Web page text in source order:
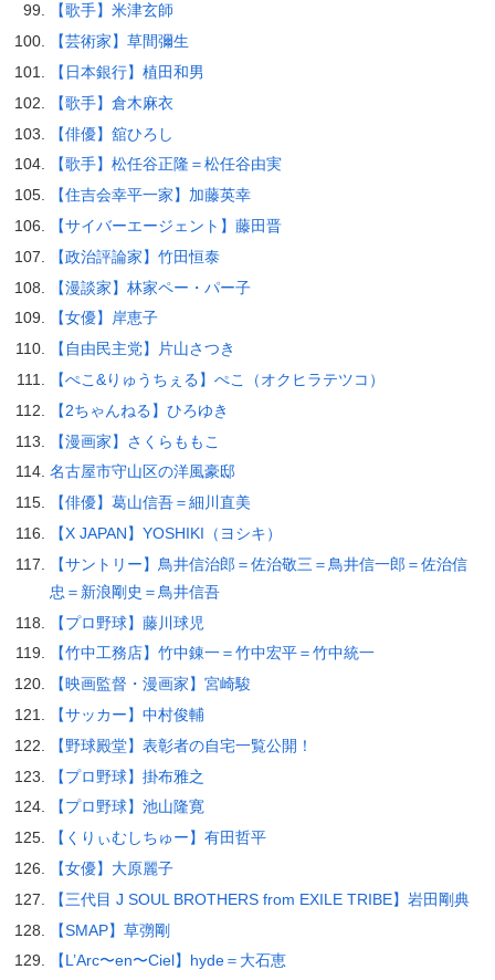
【歌手】米津玄師
【芸術家】草間彌生
【日本銀行】植田和男
【歌手】倉木麻衣
【俳優】舘ひろし
【歌手】松任谷正隆＝松任谷由実
【住吉会幸平一家】加藤英幸
【サイバーエージェント】藤田晋
【政治評論家】竹田恒泰
【漫談家】林家ペー・パー子
【女優】岸恵子
【自由民主党】片山さつき
【ぺこ&りゅうちぇる】ぺこ（オクヒラテツコ）
【2ちゃんねる】ひろゆき
【漫画家】さくらももこ
名古屋市守山区の洋風豪邸
【俳優】葛山信吾＝細川直美
【X JAPAN】YOSHIKI（ヨシキ）
【サントリー】鳥井信治郎＝佐治敬三＝鳥井信一郎＝佐治信
忠＝新浪剛史＝鳥井信吾
【プロ野球】藤川球児
【竹中工務店】竹中錬一＝竹中宏平＝竹中統一
【映画監督・漫画家】宮崎駿
【サッカー】中村俊輔
【野球殿堂】表彰者の自宅一覧公開！
【プロ野球】掛布雅之
【プロ野球】池山隆寛
【くりぃむしちゅー】有田哲平
【女優】大原麗子
【三代目 J SOUL BROTHERS from EXILE TRIBE】岩田剛典
【SMAP】草彅剛
【L’Arc〜en〜Ciel】hyde＝大石恵